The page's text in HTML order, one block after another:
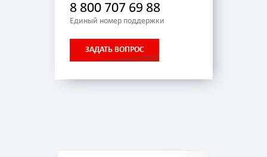
8 800 707 69 88
Единый номер поддержки
ЗАДАТЬ ВОПРОС